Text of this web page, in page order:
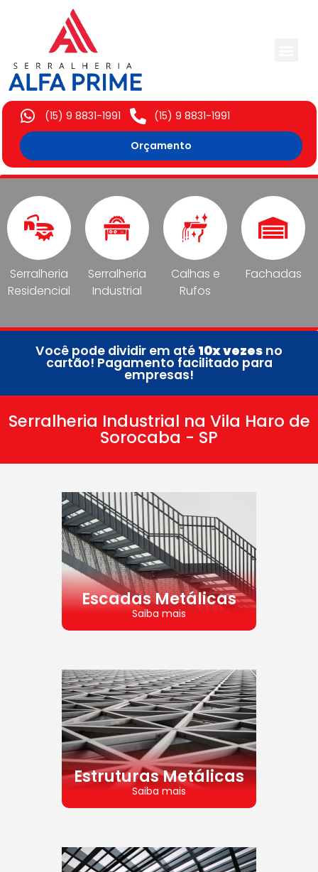
(15) 9 8831-1991 (15) 9 8831-1991
Orçamento
Serralheria
Residencial
Serralheria
Industrial
Calhas e
Rufos
Fachadas
Você pode dividir em até 10x vezes no
cartão! Pagamento facilitado para
empresas!
Serralheria Industrial na Vila Haro de
Sorocaba - SP
Escadas Metálicas
Saiba mais
Estruturas Metálicas
Saiba mais